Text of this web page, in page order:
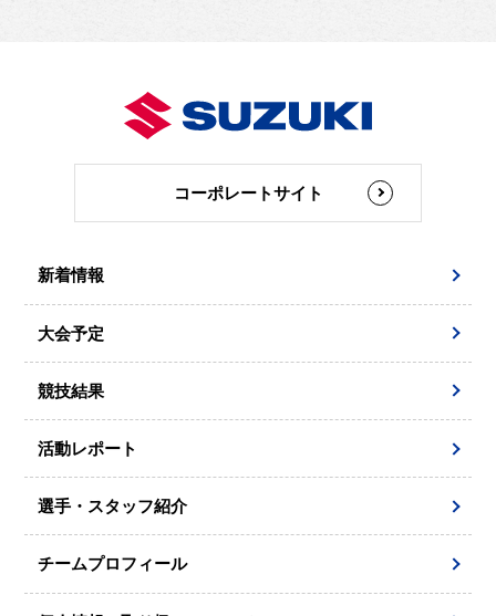
コーポレートサイト
新着情報
大会予定
競技結果
活動レポート
選手・スタッフ紹介
チームプロフィール